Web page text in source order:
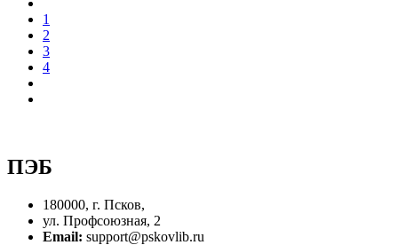
1
2
3
4
ПЭБ
180000, г. Псков,
ул. Профсоюзная, 2
Email: support@pskovlib.ru